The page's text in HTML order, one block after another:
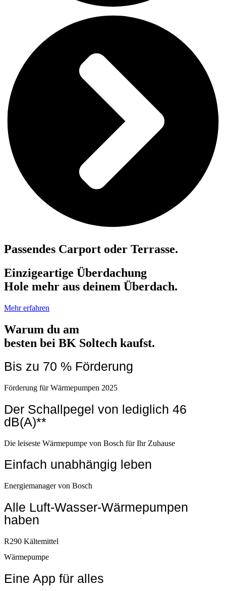
Passendes Carport oder Terrasse.
Einzigeartige Überdachung
Hole mehr aus deinem Überdach.
Mehr erfahren
Warum du am
besten bei BK Soltech kaufst.
Bis zu 70 % Förderung
Förderung für Wärmepumpen 2025
Der Schallpegel von lediglich 46
dB(A)**
Die leiseste Wärmepumpe von Bosch für Ihr Zuhause
Einfach unabhängig leben
Energiemanager von Bosch
Alle Luft-Wasser-Wärmepumpen
haben
R290 Kältemittel
Wärmepumpe
Eine App für alles